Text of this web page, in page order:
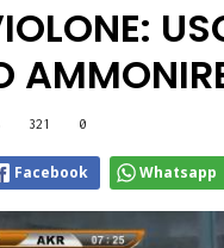
321 0
Facebook Whatsapp